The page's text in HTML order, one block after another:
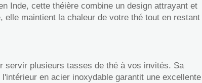
Inde, cette théière combine un design attrayant et
maintient la chaleur de votre thé tout en restant
servir plusieurs tasses de thé à vos invités. Sa
en acier inoxydable garantit une excellente